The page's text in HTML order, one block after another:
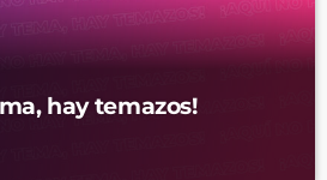
hay temazos!